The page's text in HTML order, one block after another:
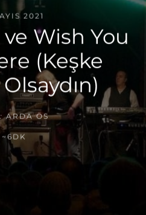
2021
Wish You
(Keşke
ARDA ÖS
~6DK